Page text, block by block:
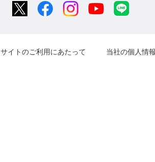
サイトのご利用にあたって 当社の個人情